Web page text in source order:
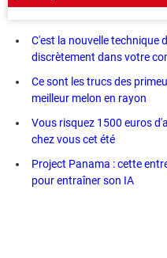
EN CE MOMENT
C'est la nouvelle technique
discrètement dans votre
Ce sont les trucs des
meilleur melon en rayon
Vous risquez 1500 euros
chez vous cet été
Project Panama : cette
pour entraîner son IA